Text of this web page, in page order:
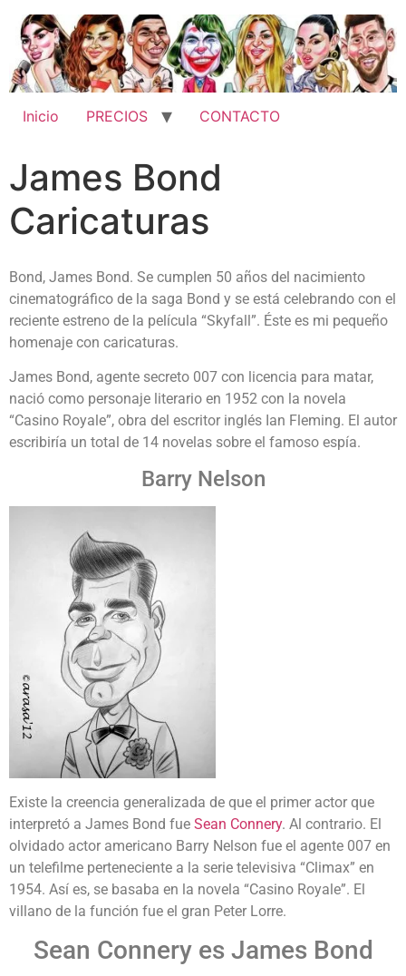
Inicio PRECIOS CONTACTO
James Bond
Caricaturas
Bond, James Bond. Se cumplen 50 años del nacimiento
cinematográfico de la saga Bond y se está celebrando con el
reciente estreno de la película “Skyfall”. Éste es mi pequeño
homenaje con caricaturas.
James Bond, agente secreto 007 con licencia para matar,
nació como personaje literario en 1952 con la novela
“Casino Royale”, obra del escritor inglés Ian Fleming. El autor
escribiría un total de 14 novelas sobre el famoso espía.
Barry Nelson
Existe la creencia generalizada de que el primer actor que
interpretó a James Bond fue Sean Connery. Al contrario. El
olvidado actor americano Barry Nelson fue el agente 007 en
un telefilme perteneciente a la serie televisiva “Climax” en
1954. Así es, se basaba en la novela “Casino Royale”. El
villano de la función fue el gran Peter Lorre.
Sean Connery es James Bond